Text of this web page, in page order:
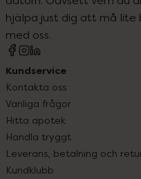
hjälpa just dig att må
med oss.
Kundservice
Kontakta oss
Vanliga frågor
Hitta apotek
Handla tryggt
Leverans, betalning och
Kundklubb